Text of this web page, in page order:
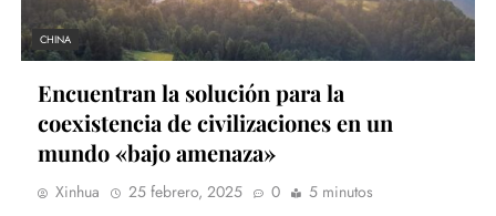
CHINA
Encuentran la solución para la
coexistencia de civilizaciones en un
mundo «bajo amenaza»
Xinhua 25 febrero, 2025 0
5 minutos